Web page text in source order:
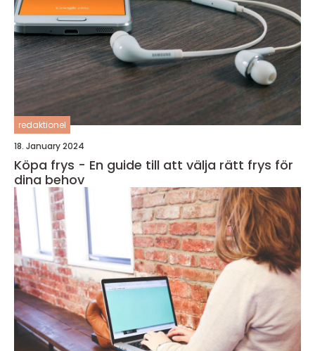
redaktionel
18. January 2024
Köpa frys - En guide till att välja rätt frys för
dina behov